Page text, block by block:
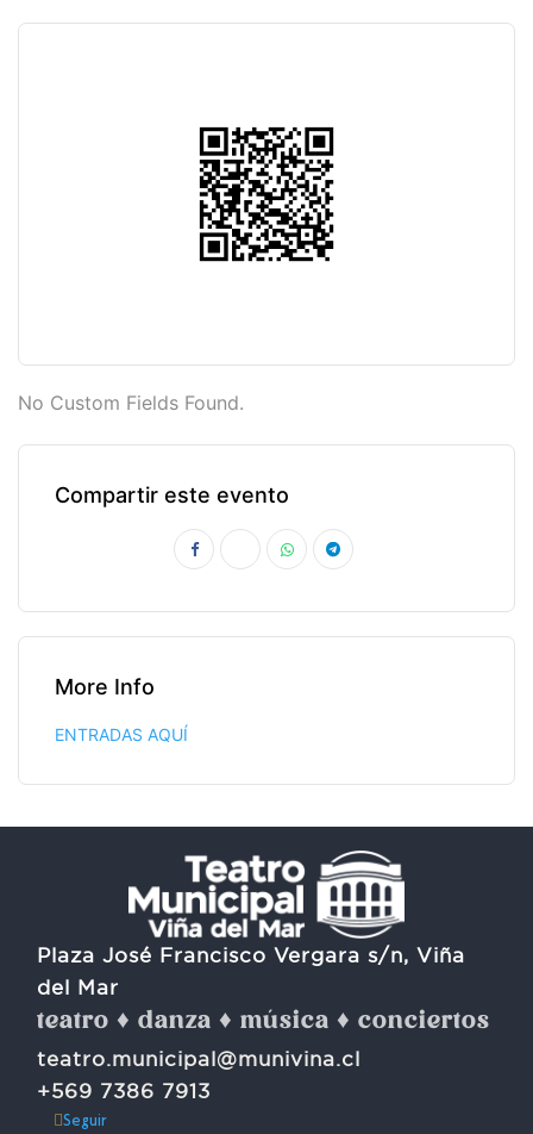
No Custom Fields Found.
Compartir este evento
More Info
ENTRADAS AQUÍ
Plaza José Francisco Vergara s/n, Viña
del Mar
teatro ♦ danza ♦ música ♦ conciertos
teatro.municipal@munivina.cl
+569 7386 7913
Seguir